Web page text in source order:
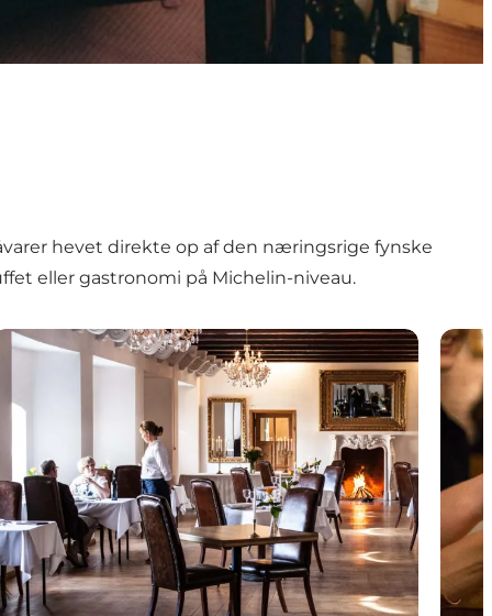
hevet direkte op af den næringsrige fynske
eller gastronomi på Michelin-niveau.
på de fynske slotte og herregårde